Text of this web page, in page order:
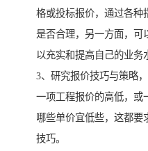
格或投标报价，通过各种
是否合理，另一方面，可
以充实和提高自己的业务
3、研究报价技巧与策略
一项工程报价的高低，或
哪些单价宜低些，这都要
技巧。